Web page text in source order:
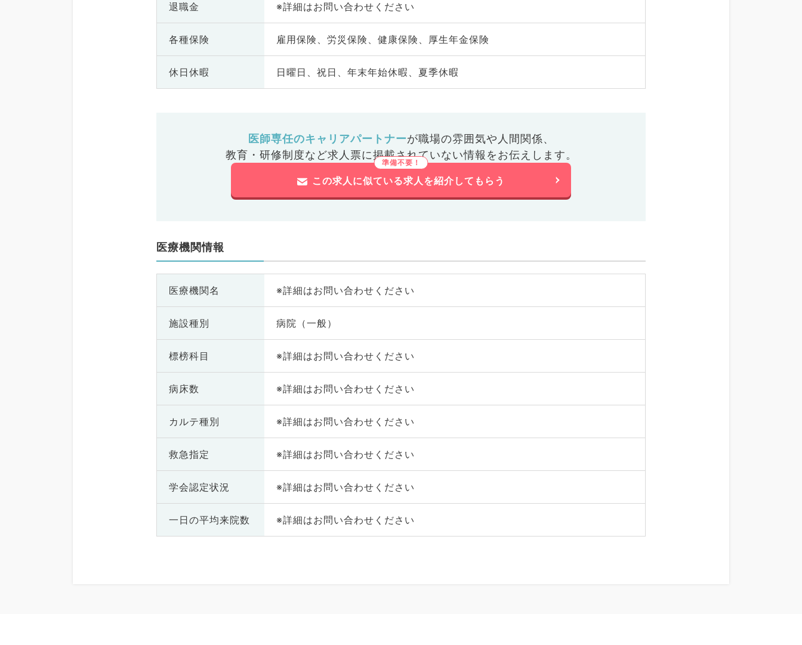
退職金 ※詳細はお問い合わせください
各種保険 雇用保険、労災保険、健康保険、厚生年金保険
休日休暇 日曜日、祝日、年末年始休暇、夏季休暇
医師専任のキャリアパートナーが職場の雰囲気や人間関係、
教育・研修制度など求人票に掲載されていない情報をお伝えします。
この求人に似ている求人を紹介してもらう
医療機関情報
医療機関名 ※詳細はお問い合わせください
施設種別 病院（一般）
標榜科目 ※詳細はお問い合わせください
病床数 ※詳細はお問い合わせください
カルテ種別 ※詳細はお問い合わせください
救急指定 ※詳細はお問い合わせください
学会認定状況 ※詳細はお問い合わせください
一日の平均来院数 ※詳細はお問い合わせください